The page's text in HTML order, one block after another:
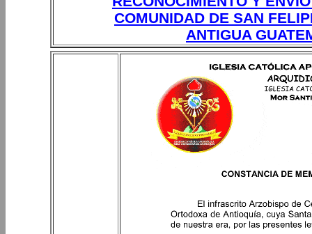
COMUNIDAD DE SAN
ANTIGUA